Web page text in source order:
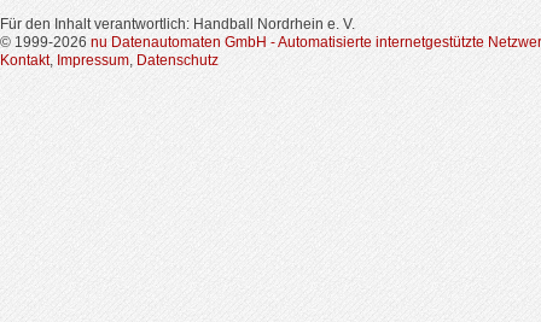
Für den Inhalt verantwortlich: Handball Nordrhein e. V.
© 1999-2026 nu Datenautomaten GmbH - Automatisierte internetgestützte
Kontakt, Impressum, Datenschutz